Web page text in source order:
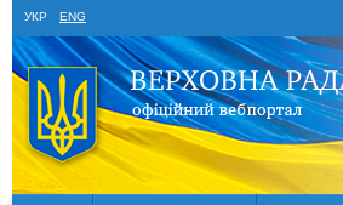
УКР ENG